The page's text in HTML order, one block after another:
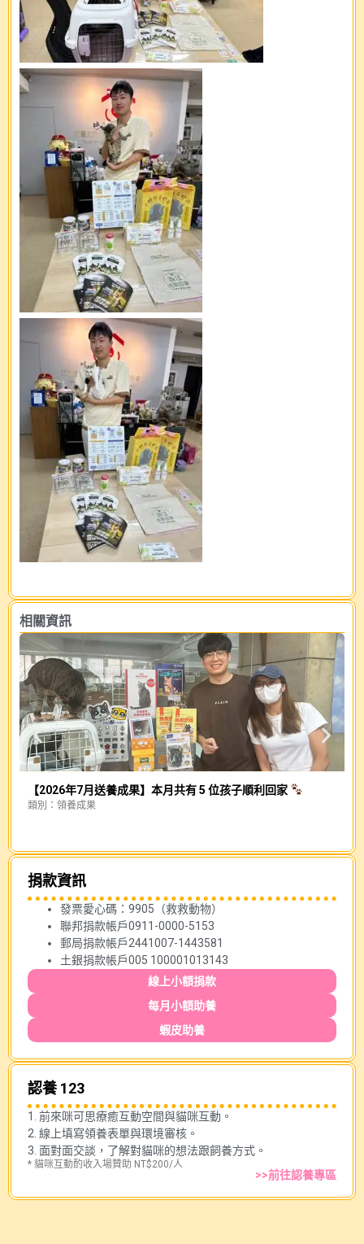
相關資訊
【2026年7月送養成果】本月共有 5 位孩子順利回家
類別： 領養成果
捐款資訊
發票愛心碼：9905（救救動物）
聯邦捐款帳戶0911-0000-5153
郵局捐款帳戶2441007-1443581
土銀捐款帳戶005 100001013143
線上小額捐款
每月小額助養
蝦皮助養
認養 123
1. 前來咪可思療癒互動空間與貓咪互動。
2. 線上填寫領養表單與環境審核。
3. 面對面交談，了解對貓咪的想法跟飼養方式。
* 貓咪互動酌收入場贊助 NT$200/人
>>前往認養專區